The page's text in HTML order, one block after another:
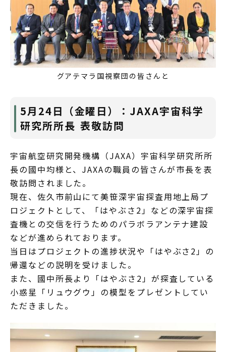
グアテマラ国視察団の皆さんと
5月24日（金曜日）：JAXA宇宙科学
研究所所長 表敬訪問
宇宙航空研究開発機構（JAXA）宇宙科学研究所所
長の國中均様と、JAXAの職員の皆さんが市長を表
敬訪問されました。
現在、佐久市前山にて美笹深宇宙探査用地上局プ
ロジェクトとして、「はやぶさ2」などの深宇宙探
査機との交信を行うためのパラボラアンテナ建設
などが進められております。
当日はプロジェクトの進捗状況や「はやぶさ2」の
帰還などの説明を受けました。
また、國中所長より「はやぶさ2」が探査している
小惑星「リュウグウ」の模型をプレゼントしてい
ただきました。